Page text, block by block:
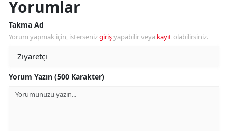
Yorumlar
Takma Ad
Yorum yapmak için, istersenizgirişyapabilir veya kayıt olabilirsiniz.
Yorum Yazın (500 Karakter)